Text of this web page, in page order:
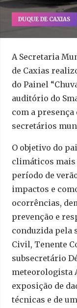
DUQUE DE CAXIAS
A Secretaria
de Caxias
do Painel
auditório do
com a
secretários
O objetivo do
climáticos
período de
impactos e
ocorrências,
prevenção e
conduzida pela
Civil, Tenente
subsecretário
meteorologista
exposição de
técnicas e de